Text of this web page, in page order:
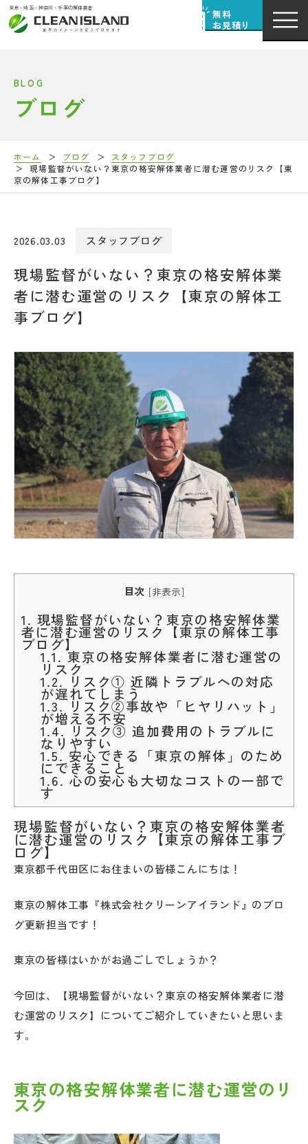
東京・埼玉・神奈川・千葉の解体業者
無料
お見積り
BLOG
ブログ
ホーム ブログ
スタッフブログ
現場監督がいない？東京の格安解体業者に潜む運営のリスク【東
京の解体工事ブログ】
2026.03.03 スタッフブログ
現場監督がいない？東京の格安解体業
者に潜む運営のリスク【東京の解体工
事ブログ】
目次 [非表示]
1. 現場監督がいない？東京の格安解体業
者に潜む運営のリスク【東京の解体工事
ブログ】
1.1. 東京の格安解体業者に潜む運営の
リスク
1.2. リスク① 近隣トラブルへの対応
が遅れてしまう
1.3.リスク②事故や「ヒヤリハット」
が増える不安
1.4.リスク③ 追加費用のトラブルに
なりやすい
1.5. 安心できる「東京の解体」のため
にできること
1.6. 心の安心も大切なコストの一部で
す
現場監督がいない？東京の格安解体業者
に潜む運営のリスク【東京の解体工事ブ
ログ】
東京都千代田区にお住まいの皆様こんにちは！
東京の解体工事『株式会社クリーンアイランド』のブロ
グ更新担当です！
東京の皆様はいかがお過ごしでしょうか？
今回は、【現場監督がいない？東京の格安解体業者に潜
む運営のリスク】についてご紹介していきたいと思いま
す。
東京の格安解体業者に潜む運営のリ
スク